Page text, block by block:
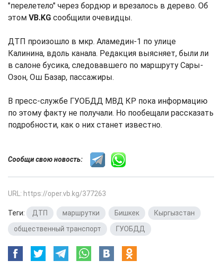
"перелетело" через бордюр и врезалось в дерево. Об
этом VB.KG сообщили очевидцы.
ДТП произошло в мкр. Аламедин-1 по улице
Калинина, вдоль канала. Редакция выясняет, были ли
в салоне бусика, следовавшего по маршруту Сары-
Озон, Ош Базар, пассажиры.
В пресс-службе ГУОБДД МВД КР пока информацию
по этому факту не получали. Но пообещали рассказать
подробности, как о них станет известно.
Сообщи свою новость:
URL: https://oper.vb.kg/377263
Теги: ДТП маршрутки Бишкек Кыргызстан
общественный транспорт
ГУОБДД